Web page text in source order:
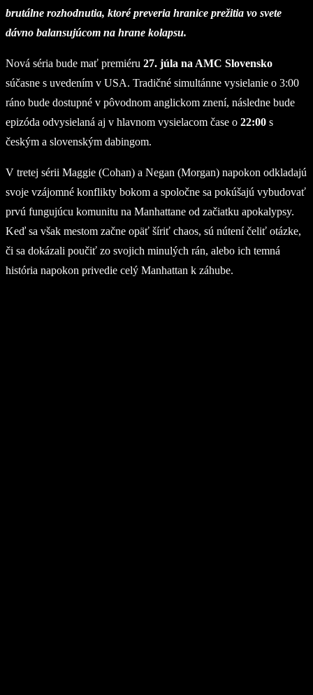
brutálne rozhodnutia, ktoré preveria hranice prežitia vo svete
dávno balansujúcom na hrane kolapsu.
Nová séria bude mať premiéru 27. júla na AMC Slovensko
súčasne s uvedením v USA. Tradičné simultánne vysielanie o 3:00
ráno bude dostupné v pôvodnom anglickom znení, následne bude
epizóda odvysielaná aj v hlavnom vysielacom čase o 22:00 s
českým a slovenským dabingom.
V tretej sérii Maggie (Cohan) a Negan (Morgan) napokon odkladajú
svoje vzájomné konflikty bokom a spoločne sa pokúšajú vybudovať
prvú fungujúcu komunitu na Manhattane od začiatku apokalypsy.
Keď sa však mestom začne opäť šíriť chaos, sú nútení čeliť otázke,
či sa dokázali poučiť zo svojich minulých rán, alebo ich temná
história napokon privedie celý Manhattan k záhube.